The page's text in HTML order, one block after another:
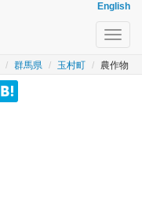
English
群馬県 玉村町 農作物